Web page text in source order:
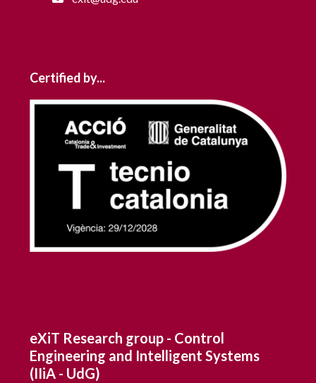
Certified by...
eXiT Research group - Control
Engineering and Intelligent Systems
(IIiA - UdG)